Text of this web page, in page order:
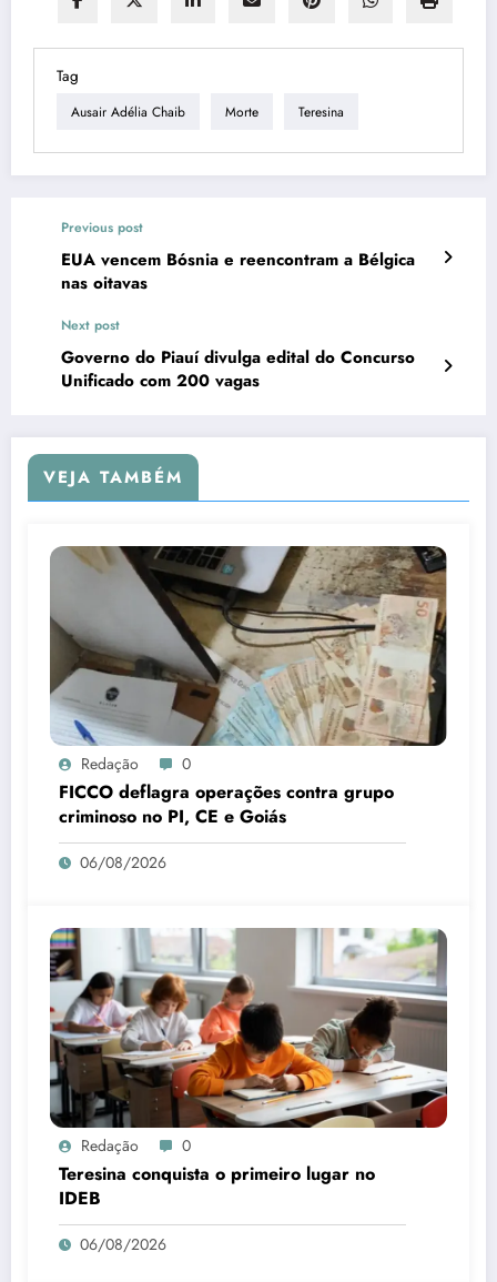
Tag
Ausair Adélia Chaib Morte Teresina
Previous post
EUA vencem Bósnia e reencontram a Bélgica
nas oitavas
Next post
Governo do Piauí divulga edital do Concurso
Unificado com 200 vagas
VEJA TAMBÉM
Redação 0
FICCO deflagra operações contra grupo
criminoso no PI, CE e Goiás
06/08/2026
Redação 0
Teresina conquista o primeiro lugar no
IDEB
06/08/2026